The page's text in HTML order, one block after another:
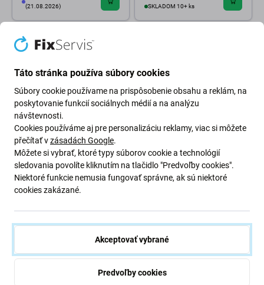
(21.08.2026)
SKLADOM 10+ ks
FixPremium
FixPremium - Silikónové
Puzdro s MagSafe pre iPhone
12 a 12 Pro, transparentná
7,48 €
SKLADOM 6 ks
FixPremium
FixPremium Glass - Tvrdené
Sklo zadnej kamery pre iPhone
12
SKLADOM 10+ ks
Táto stránka používa súbory cookies
Súbory cookie používame na prispôsobenie obsahu a reklám, na
poskytovanie funkcií sociálnych médií a na analýzu
návštevnosti.
Cookies používáme aj pre personalizáciu reklamy, viac si môžete
přečítať vzásadách Google.
Môžete si vybrať, ktoré typy súborov cookie a technológií
sledovania povolíte kliknutím na tlačidlo "Predvoľby cookies".
Niektoré funkcie nemusia fungovať správne, ak sú niektoré
cookies zakázané.
Akceptovať vybrané
Predvoľby cookies